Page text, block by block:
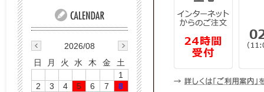
2026/08
日
月 火 水 木 金
土
1
2
3 4 5 6 7
8